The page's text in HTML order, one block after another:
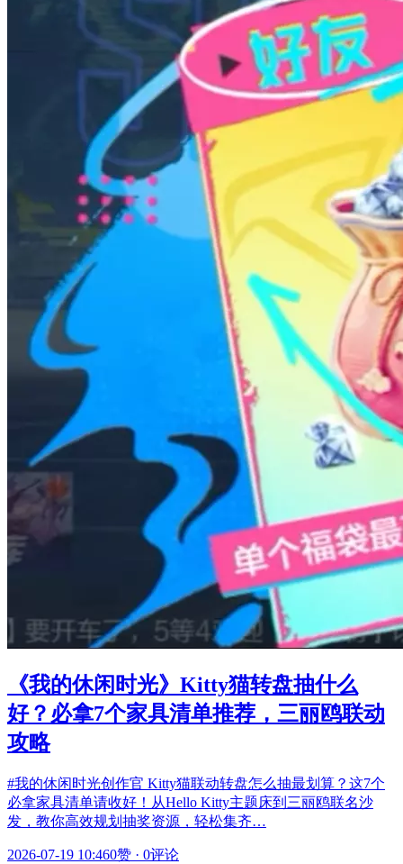
《我的休闲时光》Kitty猫转盘抽什么
好？必拿7个家具清单推荐，三丽鸥联动
攻略
#我的休闲时光创作官 Kitty猫联动转盘怎么抽最划算？这7个
必拿家具清单请收好！从Hello Kitty主题床到三丽鸥联名沙
发，教你高效规划抽奖资源，轻松集齐…
2026-07-19 10:460赞 · 0评论